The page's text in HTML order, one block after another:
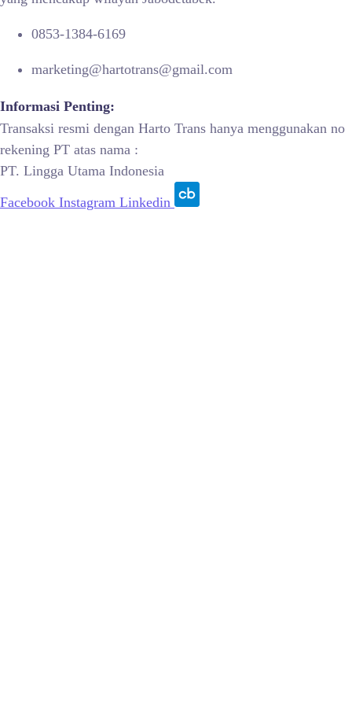
0853-1384-6169
marketing@hartotrans@gmail.com
Informasi Penting:
Transaksi resmi dengan Harto Trans hanya menggunakan no
rekening PT atas nama :
PT. Lingga Utama Indonesia
Facebook Instagram Linkedin